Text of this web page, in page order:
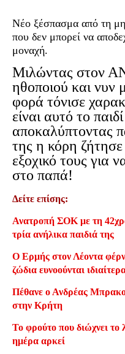
Νέο ξέσπασμα από τη
που δεν μπορεί να
μοναχή.
Μιλώντας στον
ηθοποιού και νυν
φορά τόνισε
είναι αυτό το
αποκαλύπτοντας
της η κόρη
εξοχικό τους για
στο παπά!
Δείτε επίσης:
Ανατροπή ΣΟΚ με τη
τρία ανήλικα παιδιά της
Ο Ερμής στον Λέοντα
ζώδια ευνοούνται
Πέθανε ο Ανδρέας
στην Κρήτη
Το φρούτο που διώχνει το
ημέρα αρκεί